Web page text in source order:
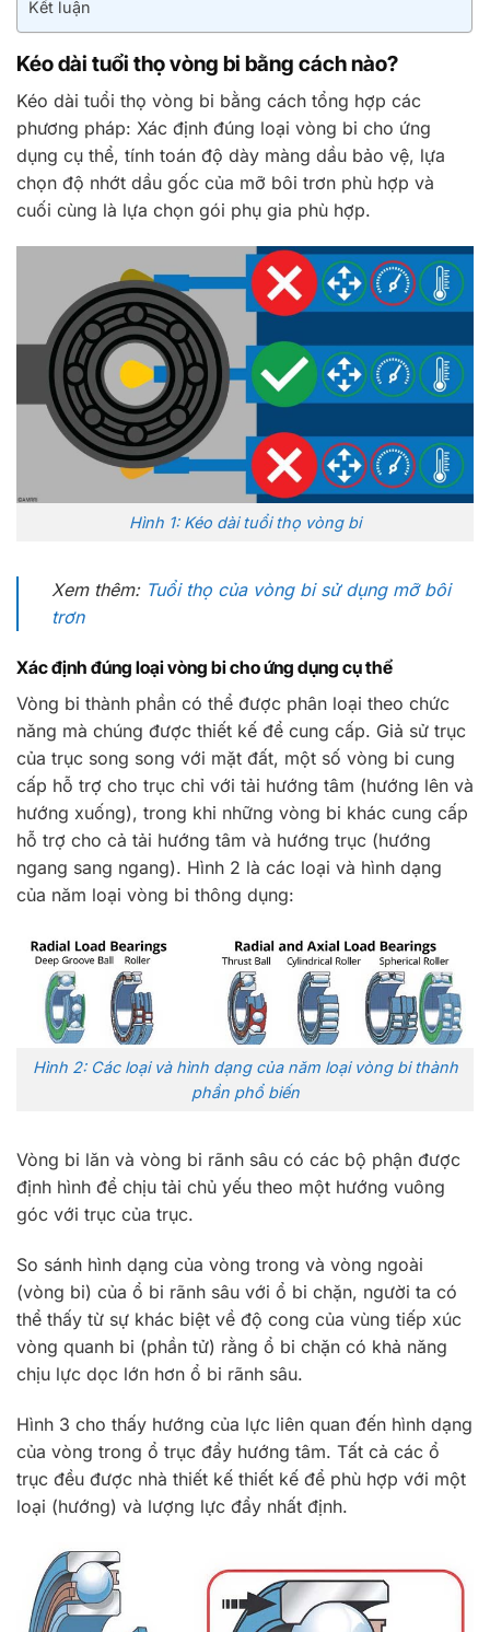
Kết luận
Kéo dài tuổi thọ vòng bi bằng cách nào?
Kéo dài tuổi thọ vòng bi bằng cách tổng hợp các
phương pháp: Xác định đúng loại vòng bi cho ứng
dụng cụ thể, tính toán độ dày màng dầu bảo vệ, lựa
chọn độ nhớt dầu gốc của mỡ bôi trơn phù hợp và
cuối cùng là lựa chọn gói phụ gia phù hợp.
Hình 1: Kéo dài tuổi thọ vòng bi
Xem thêm: Tuổi thọ của vòng bi sử dụng mỡ bôi
trơn
Xác định đúng loại vòng bi cho ứng dụng cụ thể
Vòng bi thành phần có thể được phân loại theo chức
năng mà chúng được thiết kế để cung cấp. Giả sử trục
của trục song song với mặt đất, một số vòng bi cung
cấp hỗ trợ cho trục chỉ với tải hướng tâm (hướng lên và
hướng xuống), trong khi những vòng bi khác cung cấp
hỗ trợ cho cả tải hướng tâm và hướng trục (hướng
ngang sang ngang). Hình 2 là các loại và hình dạng
của năm loại vòng bi thông dụng:
Hình 2: Các loại và hình dạng của năm loại vòng bi thành
phần phổ biến
Vòng bi lăn và vòng bi rãnh sâu có các bộ phận được
định hình để chịu tải chủ yếu theo một hướng vuông
góc với trục của trục.
So sánh hình dạng của vòng trong và vòng ngoài
(vòng bi) của ổ bi rãnh sâu với ổ bi chặn, người ta có
thể thấy từ sự khác biệt về độ cong của vùng tiếp xúc
vòng quanh bi (phần tử) rằng ổ bi chặn có khả năng
chịu lực dọc lớn hơn ổ bi rãnh sâu.
Hình 3 cho thấy hướng của lực liên quan đến hình dạng
của vòng trong ổ trục đẩy hướng tâm. Tất cả các ổ
trục đều được nhà thiết kế thiết kế để phù hợp với một
loại (hướng) và lượng lực đẩy nhất định.